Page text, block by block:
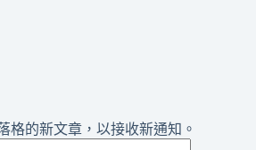
格的新文章，以接收新通知。